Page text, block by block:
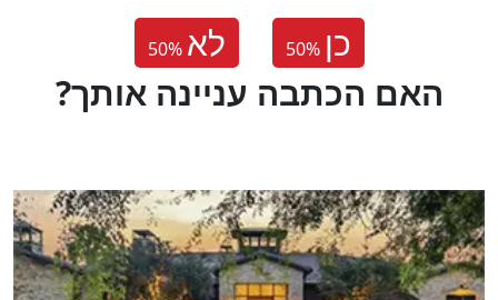
50% לא 50% כן
?האם הכתבה עניינה אותך